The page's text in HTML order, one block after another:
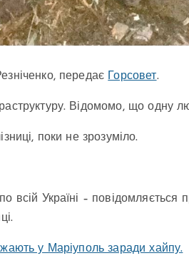
передає Горсовет.
Відомомо, що одну
поки не зрозуміло.
Україні – повідомляється
у Маріуполь заради хайпу.